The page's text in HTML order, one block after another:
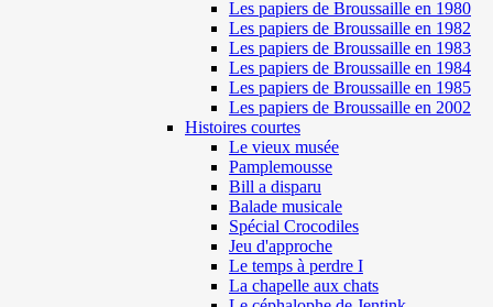
Les papiers de Broussaille en 1980
Les papiers de Broussaille en 1982
Les papiers de Broussaille en 1983
Les papiers de Broussaille en 1984
Les papiers de Broussaille en 1985
Les papiers de Broussaille en 2002
Histoires courtes
Le vieux musée
Pamplemousse
Bill a disparu
Balade musicale
Spécial Crocodiles
Jeu d'approche
Le temps à perdre I
La chapelle aux chats